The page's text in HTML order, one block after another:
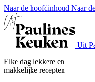
Naar de hoofdinhoud Naar
Uit
Elke dag lekkere en
makkelijke recepten